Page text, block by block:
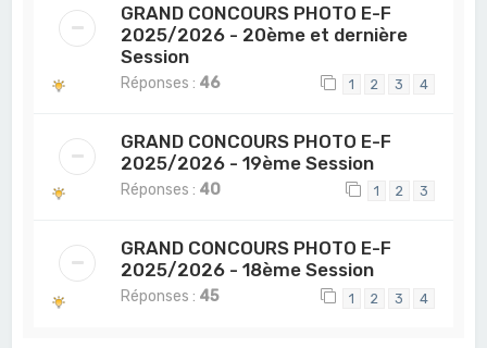
GRAND CONCOURS PHOTO E-F
2025/2026 - 20ème et dernière
Session
Réponses : 46 1 2 3 4
GRAND CONCOURS PHOTO E-F
2025/2026 - 19ème Session
Réponses : 40 1 2 3
GRAND CONCOURS PHOTO E-F
2025/2026 - 18ème Session
Réponses : 45 1 2 3 4